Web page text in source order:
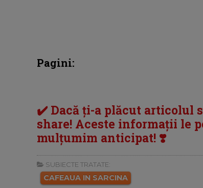
Pagini:
✔️ Dacă ți-a plăcut articolul
share! Aceste informații le
mulțumim anticipat! ❣️
SUBIECTE TRATATE:
CAFEAUA IN SARCINA